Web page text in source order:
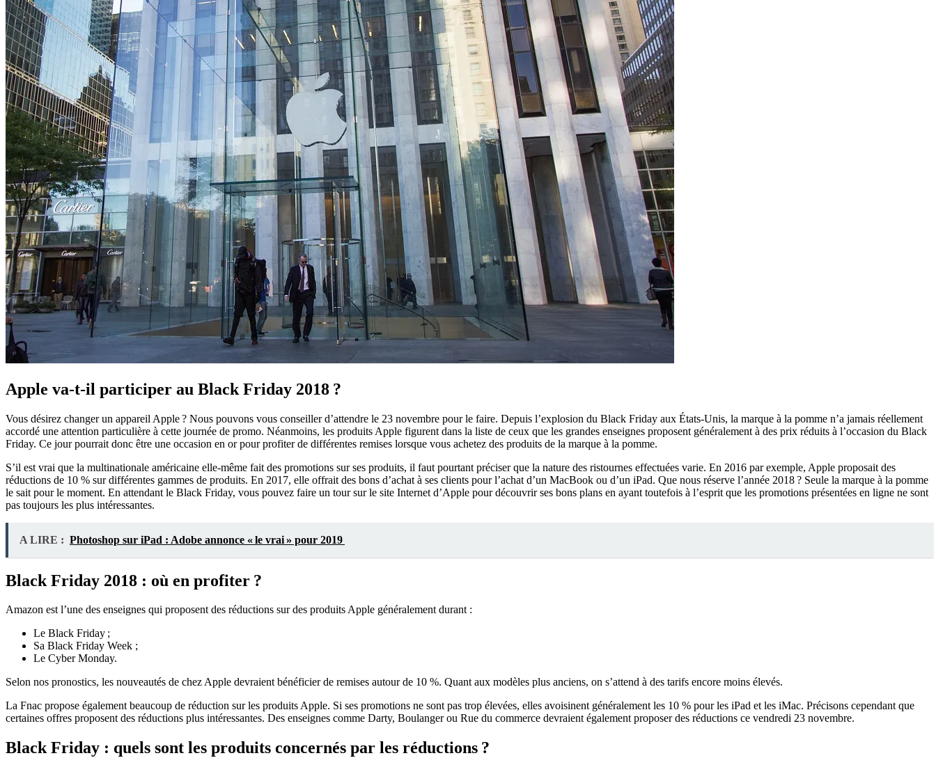
Apple va-t-il participer au Black Friday 2018 ?
Vous désirez changer un appareil Apple ? Nous pouvons vous conseiller d’attendre le 23 novembre pour le faire. Depuis l’explosion du Black Friday aux États-Unis, la marque à la pomme n’a jamais réellement
accordé une attention particulière à cette journée de promo. Néanmoins, les produits Apple figurent dans la liste de ceux que les grandes enseignes proposent généralement à des prix réduits à l’occasion du Black
Friday. Ce jour pourrait donc être une occasion en or pour profiter de différentes remises lorsque vous achetez des produits de la marque à la pomme.
S’il est vrai que la multinationale américaine elle-même fait des promotions sur ses produits, il faut pourtant préciser que la nature des ristournes effectuées varie. En 2016 par exemple, Apple proposait des
réductions de 10 % sur différentes gammes de produits. En 2017, elle offrait des bons d’achat à ses clients pour l’achat d’un MacBook ou d’un iPad. Que nous réserve l’année 2018 ? Seule la marque à la pomme
le sait pour le moment. En attendant le Black Friday, vous pouvez faire un tour sur le site Internet d’Apple pour découvrir ses bons plans en ayant toutefois à l’esprit que les promotions présentées en ligne ne sont
pas toujours les plus intéressantes.
A LIRE : Photoshop sur iPad : Adobe annonce « le vrai » pour 2019
Black Friday 2018 : où en profiter ?
Amazon est l’une des enseignes qui proposent des réductions sur des produits Apple généralement durant :
Le Black Friday ;
Sa Black Friday Week ;
Le Cyber Monday.
Selon nos pronostics, les nouveautés de chez Apple devraient bénéficier de remises autour de 10 %. Quant aux modèles plus anciens, on s’attend à des tarifs encore moins élevés.
La Fnac propose également beaucoup de réduction sur les produits Apple. Si ses promotions ne sont pas trop élevées, elles avoisinent généralement les 10 % pour les iPad et les iMac. Précisons cependant que
certaines offres proposent des réductions plus intéressantes. Des enseignes comme Darty, Boulanger ou Rue du commerce devraient également proposer des réductions ce vendredi 23 novembre.
Black Friday : quels sont les produits concernés par les réductions ?